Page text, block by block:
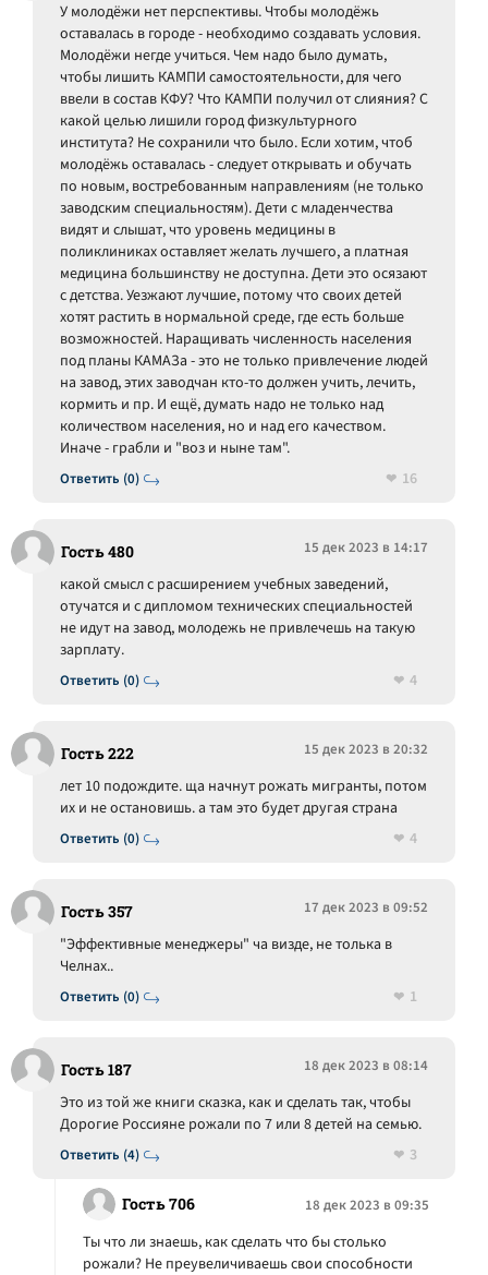
Ответить (0)
У молодёжи нет перспективы. Чтобы молодёжь
оставалась в городе - необходимо создавать условия.
Молодёжи негде учиться. Чем надо было думать,
чтобы лишить КАМПИ самостоятельности, для чего
ввели в состав КФУ? Что КАМПИ получил от слияния? С
какой целью лишили город физкультурного
института? Не сохранили что было. Если хотим, чтоб
молодёжь оставалась - следует открывать и обучать
по новым, востребованным направлениям (не только
заводским специальностям). Дети с младенчества
видят и слышат, что уровень медицины в
поликлиниках оставляет желать лучшего, а платная
медицина большинству не доступна. Дети это осязают
с детства. Уезжают лучшие, потому что своих детей
хотят растить в нормальной среде, где есть больше
возможностей. Наращивать численность населения
под планы КАМАЗа - это не только привлечение людей
на завод, этих заводчан кто-то должен учить, лечить,
кормить и пр. И ещё, думать надо не только над
количеством населения, но и над его качеством.
Иначе - грабли и "воз и ныне там".
16
Гость 480 15 дек 2023 в 14:17
Ответить (0)
какой смысл с расширением учебных заведений,
отучатся и с дипломом технических специальностей
не идут на завод, молодежь не привлечешь на такую
зарплату.
4
Гость 222 15 дек 2023 в 20:32
Ответить (0)
лет 10 подождите. ща начнут рожать мигранты, потом
их и не остановишь. а там это будет другая страна
4
Гость 357 17 дек 2023 в 09:52
Ответить (0)
"Эффективные менеджеры" ча визде, не толька в
Челнах..
1
Гость 187 18 дек 2023 в 08:14
Ответить (4)
Это из той же книги сказка, как и сделать так, чтобы
Дорогие Россияне рожали по 7 или 8 детей на семью.
3
Гость 706 18 дек 2023 в 09:35
Ты что ли знаешь, как сделать что бы столько
рожали? Не преувеличиваешь свои способности